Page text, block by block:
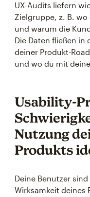
UX-Audits liefern
Zielgruppe, z. B.
und warum die
Die Daten fließen in
deiner Produkt-
und wo du mit
Usability-
Nutzung
Produkts
Deine Benutzer
Wirksamkeit deines